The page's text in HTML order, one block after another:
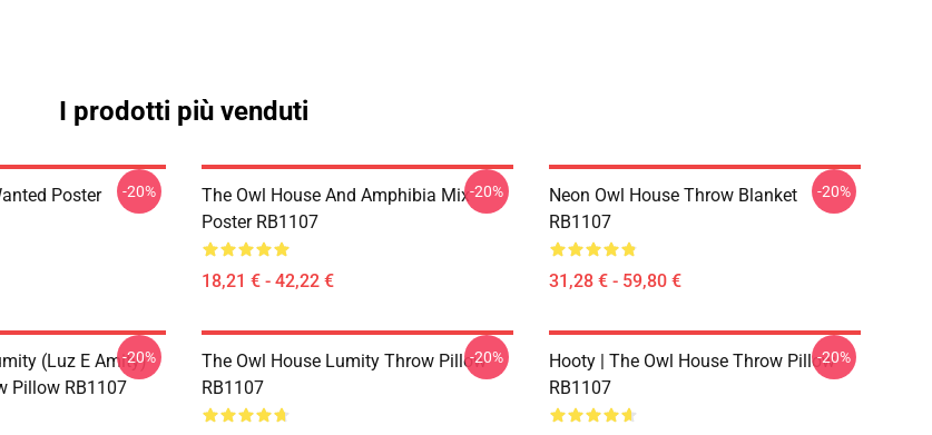
I prodotti più venduti
Poster
-20%
The Owl House And Amphibia Mix
Poster RB1107
18,21 € - 42,22 €
-20%
Neon Owl House Throw Blanket
RB1107
31,28 € - 59,80 €
-20%
(Luz E Amity)
Pillow RB1107
-20%
The Owl House Lumity Throw Pillow
RB1107
-20%
Hooty | The Owl House Throw Pillow
RB1107
-20%